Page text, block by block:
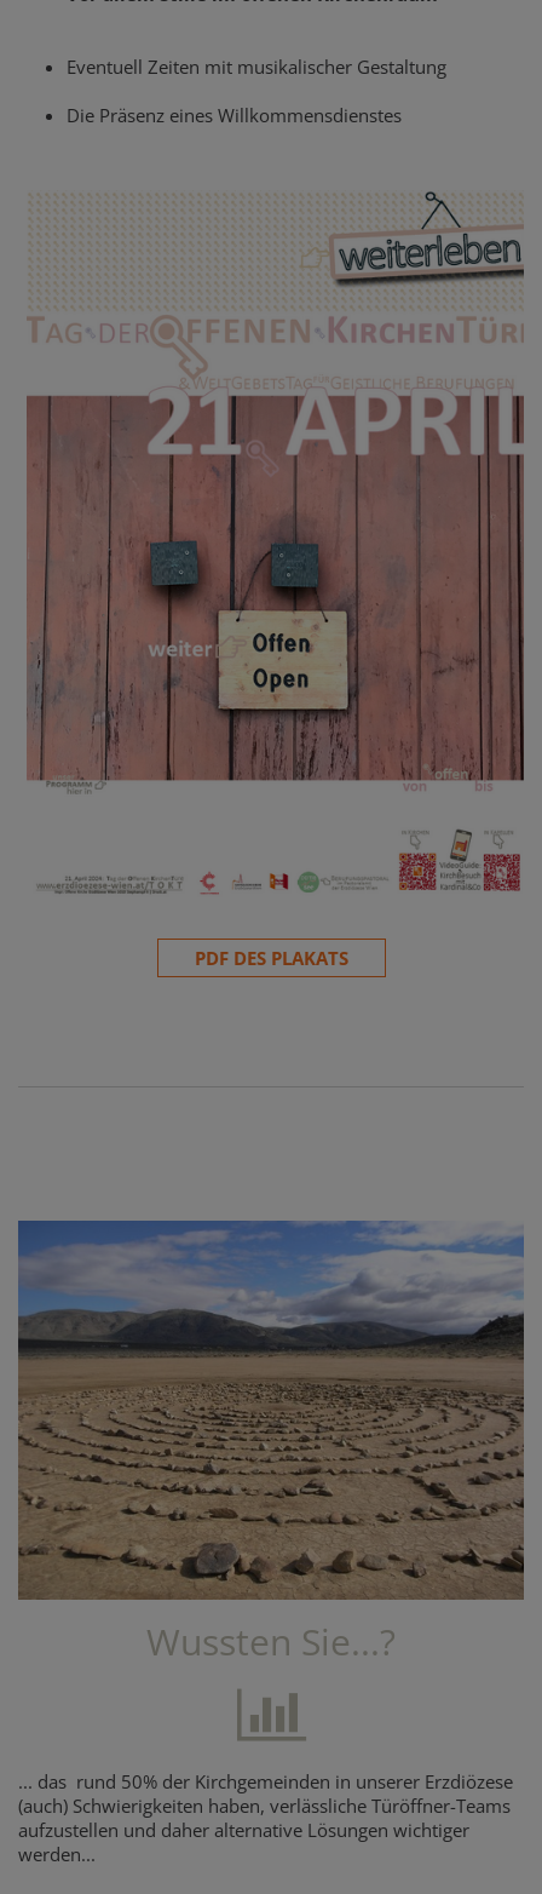
Eventuell Zeiten mit musikalischer Gestaltung
Die Präsenz eines Willkommensdienstes
PDF DES PLAKATS
Wussten Sie...?
... das rund 50% der Kirchgemeinden in unserer Erzdiözese
(auch) Schwierigkeiten haben, verlässliche Türöffner-Teams
aufzustellen und daher alternative Lösungen wichtiger
werden...